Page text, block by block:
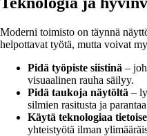
Moderni toimisto on täynnä
helpottavat työtä, mutta voivat
Pidä työpiste siistinä –
visuaalinen rauha säilyy.
Pidä taukoja näytöltä –
silmien rasitusta ja
Käytä teknologiaa
yhteistyötä ilman